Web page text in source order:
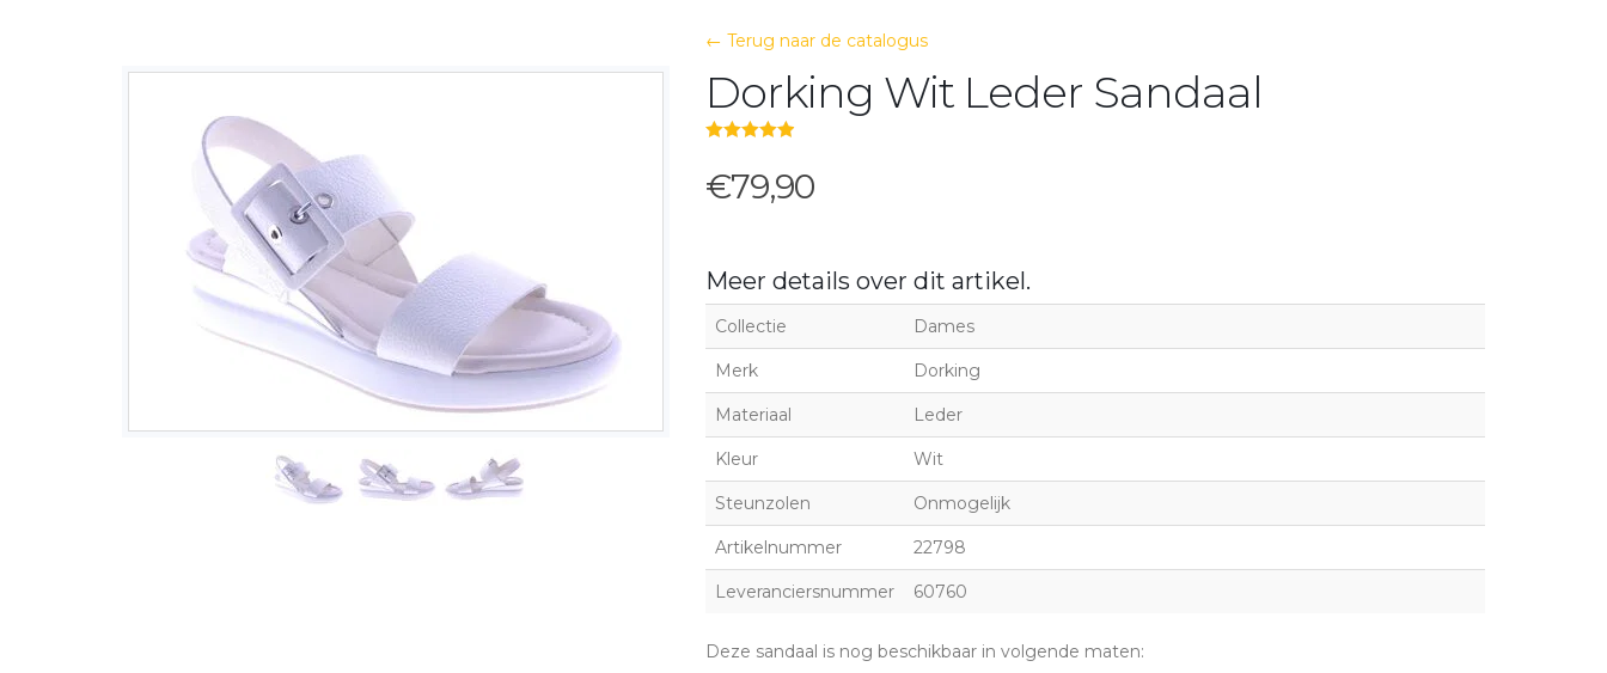
← Terug naar de catalogus
Dorking Wit Leder Sandaal
€79,90
Meer details over dit artikel.
Collectie Dames
Merk Dorking
Materiaal Leder
Kleur Wit
Steunzolen Onmogelijk
Artikelnummer 22798
Leveranciersnummer 60760
Deze sandaal is nog beschikbaar in volgende maten: